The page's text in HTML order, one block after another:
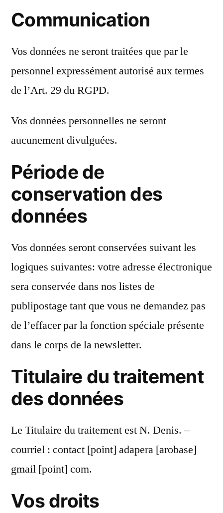
Communication
Vos données ne seront traitées que par le
personnel expressément autorisé aux termes
de l’Art. 29 du RGPD.
Vos données personnelles ne seront
aucunement divulguées.
Période de
conservation des
données
Vos données seront conservées suivant les
logiques suivantes: votre adresse électronique
sera conservée dans nos listes de
publipostage tant que vous ne demandez pas
de l’effacer par la fonction spéciale présente
dans le corps de la newsletter.
Titulaire du traitement
des données
Le Titulaire du traitement est N. Denis. –
courriel : contact [point] adapera [arobase]
gmail [point] com.
Vos droits